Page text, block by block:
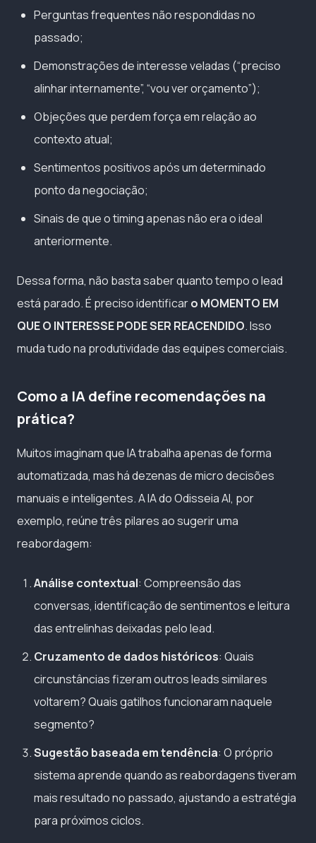
Perguntas frequentes não respondidas no
passado;
Demonstrações de interesse veladas (“preciso
alinhar internamente”, “vou ver orçamento”);
Objeções que perdem força em relação ao
contexto atual;
Sentimentos positivos após um determinado
ponto da negociação;
Sinais de que o timing apenas não era o ideal
anteriormente.
Dessa forma, não basta saber quanto tempo o lead
está parado. É preciso identificaro MOMENTO EM
QUE O INTERESSE PODE SER REACENDIDO. Isso
muda tudo na produtividade das equipes comerciais.
Como a IA define recomendações na
prática?
Muitos imaginam que IA trabalha apenas de forma
automatizada, mas há dezenas de micro decisões
manuais e inteligentes. A IA do Odisseia AI, por
exemplo, reúne três pilares ao sugerir uma
reabordagem:
Análise contextual: Compreensão das
conversas, identificação de sentimentos e leitura
das entrelinhas deixadas pelo lead.
Cruzamento de dados históricos: Quais
circunstâncias fizeram outros leads similares
voltarem? Quais gatilhos funcionaram naquele
segmento?
Sugestão baseada em tendência: O próprio
sistema aprende quando as reabordagens tiveram
mais resultado no passado, ajustando a estratégia
para próximos ciclos.